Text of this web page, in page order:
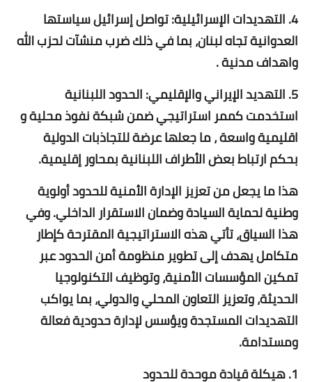
4. التهديدات الإسرائيلية: تواصل إسرائيل سياستها
العدوانية تجاه لبنان، بما في ذلك ضرب منشآت لحزب الله
واهداف مدنية .
5. التهديد الإيراني والإقليمي: الحدود اللبنانية
استخدمت كممر استراتيجي ضمن شبكة نفوذ محلية و
اقليمية واسعة ، ما جعلها عرضة للتجاذبات الدولية
بحكم ارتباط بعض الأطراف اللبنانية بمحاور إقليمية.
هذا ما يجعل من تعزيز الإدارة الأمنية للحدود أولوية
وطنية لحماية السيادة وضمان الاستقرار الداخلي. وفي
هذا السياق، تأتي هذه الاستراتيجية المقترحة كإطار
متكامل يهدف إلى تطوير منظومة أمن الحدود عبر
تمكين المؤسسات الأمنية، وتوظيف التكنولوجيا
الحديثة، وتعزيز التعاون المحلي والدولي، بما يواكب
التهديدات المستجدة ويؤسس لإدارة حدودية فعالة
ومستدامة.
1. هيكلة قيادة موحدة للحدود